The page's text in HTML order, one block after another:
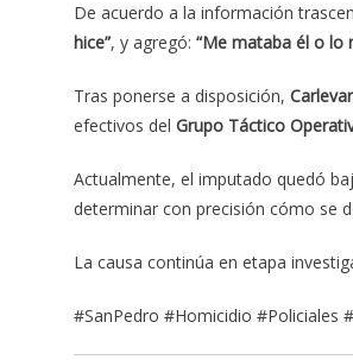
De acuerdo a la información
hice”, y agregó: “Me mataba él o lo
Tras ponerse a disposición,
efectivos del Grupo Táctico
Actualmente, el imputado quedó
determinar con precisión cómo se
La causa continúa en etapa
#SanPedro #Homicidio #Policiales